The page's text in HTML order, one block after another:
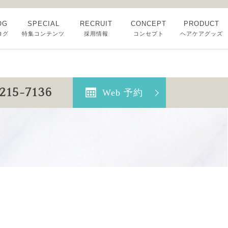
グ
SPECIAL
特集コンテンツ
RECRUIT
採用情報
CONCEPT
コンセプト
PRODUCT
ヘアケアグッズ
7136 Web 予約